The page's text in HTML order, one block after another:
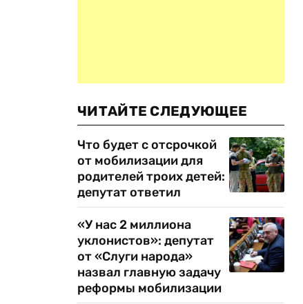
ЧИТАЙТЕ СЛЕДУЮЩЕЕ
Что будет с отсрочкой
от мобилизации для
родителей троих детей:
депутат ответил
«У нас 2 миллиона
уклонистов»: депутат
от «Слуги народа»
назвал главную задачу
реформы мобилизации